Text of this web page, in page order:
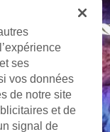
ses
vos données
de notre site
et de
signal de